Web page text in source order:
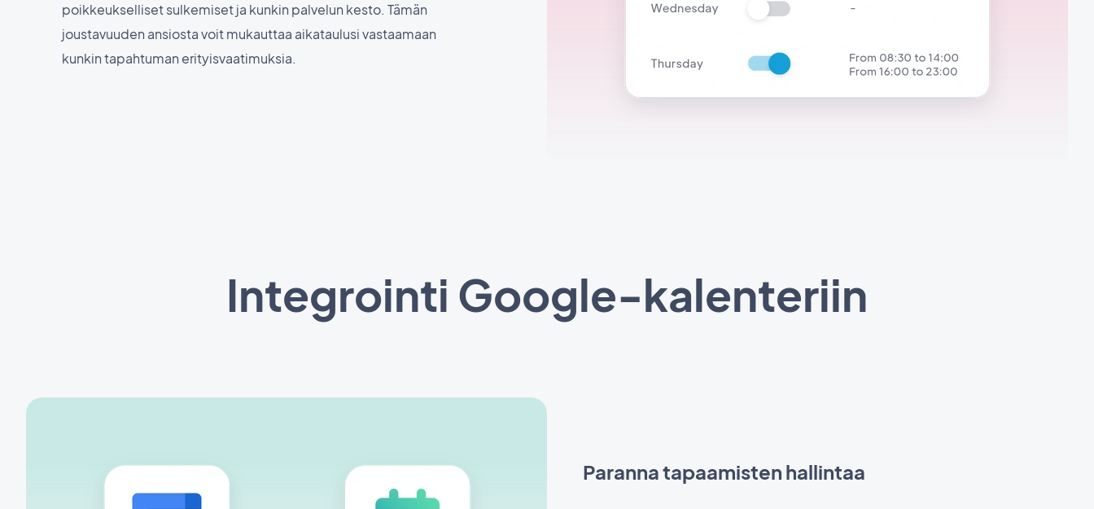
poikkeukselliset sulkemiset ja kunkin palvelun kesto. Tämän
joustavuuden ansiosta voit mukauttaa aikataulusi vastaamaan
kunkin tapahtuman erityisvaatimuksia.
Integrointi Google-kalenteriin
Paranna tapaamisten hallintaa